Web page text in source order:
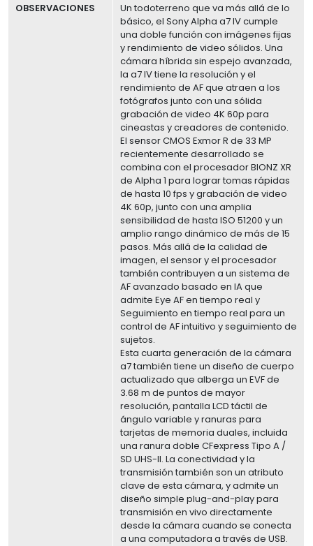
OBSERVACIONES
Un todoterreno que va más allá de lo
básico, el Sony Alpha a7 IV cumple
una doble función con imágenes fijas
y rendimiento de video sólidos. Una
cámara híbrida sin espejo avanzada,
la a7 IV tiene la resolución y el
rendimiento de AF que atraen a los
fotógrafos junto con una sólida
grabación de video 4K 60p para
cineastas y creadores de contenido.
El sensor CMOS Exmor R de 33 MP
recientemente desarrollado se
combina con el procesador BIONZ XR
de Alpha 1 para lograr tomas rápidas
de hasta 10 fps y grabación de video
4K 60p, junto con una amplia
sensibilidad de hasta ISO 51200 y un
amplio rango dinámico de más de 15
pasos. Más allá de la calidad de
imagen, el sensor y el procesador
también contribuyen a un sistema de
AF avanzado basado en IA que
admite Eye AF en tiempo real y
Seguimiento en tiempo real para un
control de AF intuitivo y seguimiento de
sujetos.
Esta cuarta generación de la cámara
a7 también tiene un diseño de cuerpo
actualizado que alberga un EVF de
3.68 m de puntos de mayor
resolución, pantalla LCD táctil de
ángulo variable y ranuras para
tarjetas de memoria duales, incluida
una ranura doble CFexpress Tipo A /
SD UHS-II. La conectividad y la
transmisión también son un atributo
clave de esta cámara, y admite un
diseño simple plug-and-play para
transmisión en vivo directamente
desde la cámara cuando se conecta
a una computadora a través de USB.